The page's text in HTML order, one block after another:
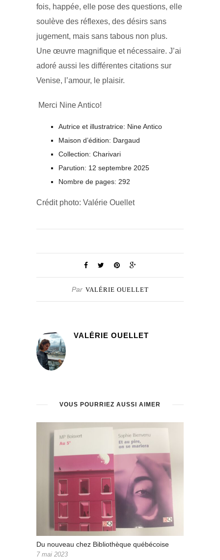
fois, happée, elle pose des questions, elle
soulève des réflexes, des désirs sans
jugement, mais sans tabous non plus.
Une œuvre magnifique et nécessaire. J’ai
adoré aussi les différentes citations sur
Venise, l’amour, le plaisir.
Merci Nine Antico!
Autrice et illustratrice: Nine Antico
Maison d’édition: Dargaud
Collection: Charivari
Parution: 12 septembre 2025
Nombre de pages: 292
Crédit photo: Valérie Ouellet
Par VALÉRIE OUELLET
VALÉRIE OUELLET
VOUS POURRIEZ AUSSI AIMER
Du nouveau chez Bibliothèque québécoise
7 mai 2023